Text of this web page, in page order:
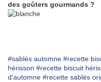
des goûters gourmands ?
#sablés automne #recette
hérisson #recette biscuit
d'automne #recette sablés